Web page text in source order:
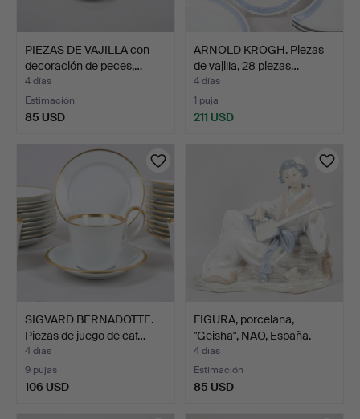
PIEZAS DE VAJILLA con
decoración de peces,…
4 días
Estimación
85 USD
ARNOLD KROGH. Piezas
de vajilla, 28 piezas…
4 días
1 puja
211 USD
SIGVARD BERNADOTTE.
Piezas de juego de caf…
4 días
9 pujas
106 USD
FIGURA, porcelana,
"Geisha", NAO, España.
4 días
Estimación
85 USD